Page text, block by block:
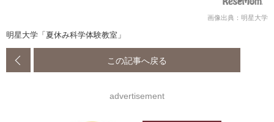
画像出典：明星大学
明星大学「夏休み科学体験教室」
この記事へ戻る
advertisement